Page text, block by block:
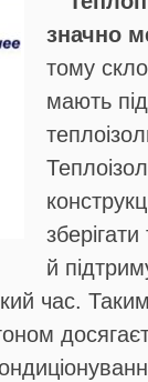
значно
тому
мають
й
час.